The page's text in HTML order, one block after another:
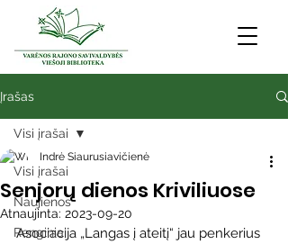
Įrašas
Visi įrašai
Naujienos
Renginiai
Visi įrašai
Senjorų dienos Kriviliuose
Indrė Siaurusiavičienė
Atnaujinta: 2023-09-20
Asociacija „Langas į ateitį“ jau penkerius